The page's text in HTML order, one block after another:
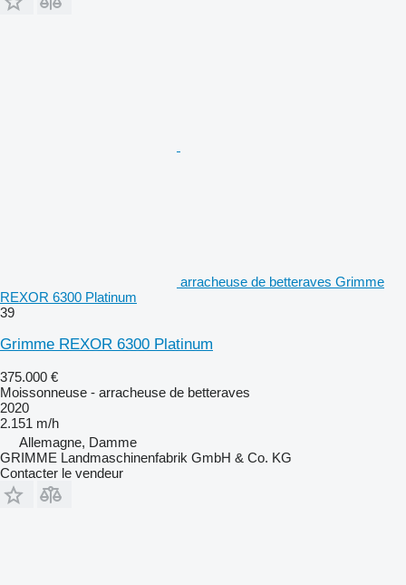
arracheuse de betteraves Grimme
REXOR 6300 Platinum
39
Grimme REXOR 6300 Platinum
375.000 €
Moissonneuse - arracheuse de betteraves
2020
2.151 m/h
Allemagne, Damme
GRIMME Landmaschinenfabrik GmbH & Co. KG
Contacter le vendeur